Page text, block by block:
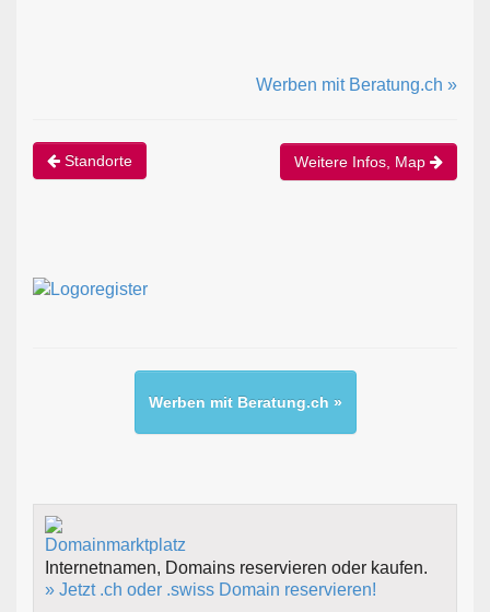
Werben mit Beratung.ch »
Standorte Weitere Infos, Map
Werben mit Beratung.ch »
Internetnamen, Domains reservieren oder kaufen.
» Jetzt .ch oder .swiss Domain reservieren!